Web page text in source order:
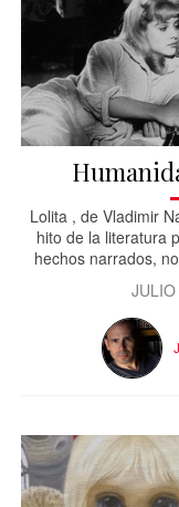
Lolita , de Vladimir
hito de la literatura
hechos narrados,